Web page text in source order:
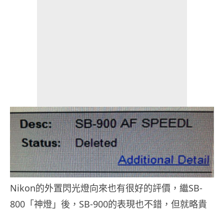
Nikon的外置閃光燈向來也有很好的評價，繼SB-
800「神燈」後，SB-900的表現也不錯，但就略貴